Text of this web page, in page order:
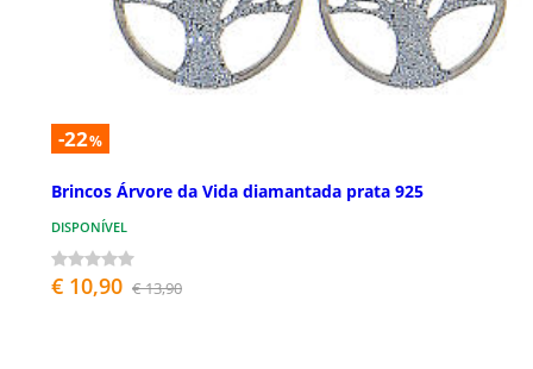
-22%
Brincos Árvore da Vida diamantada prata 925
DISPONÍVEL
€ 10,90 € 13,90